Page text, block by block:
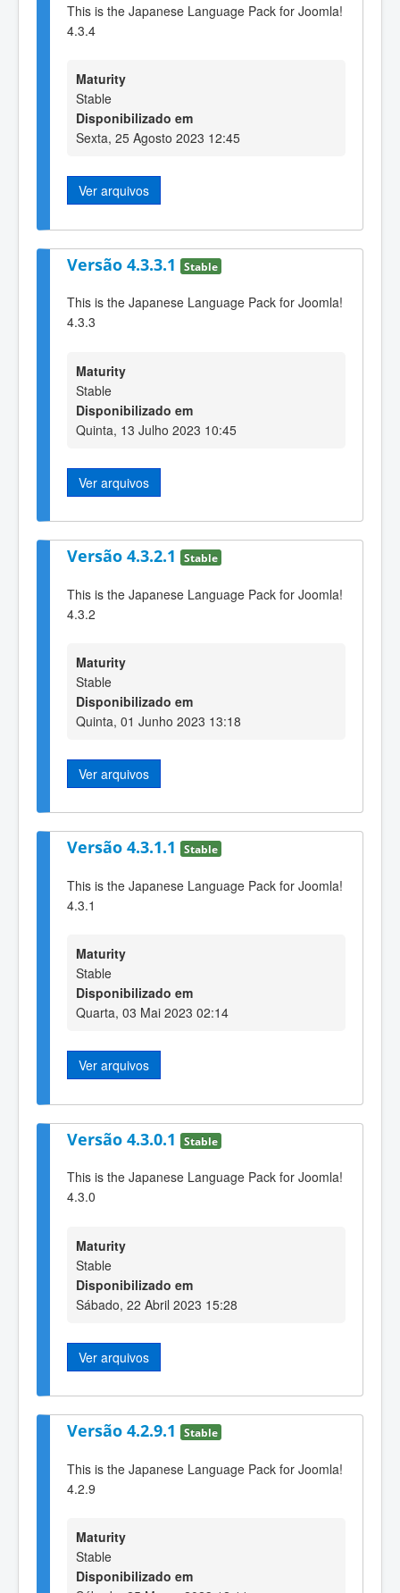
This is the Japanese Language Pack for Joomla!
4.3.4
Maturity
Stable
Disponibilizado em
Sexta, 25 Agosto 2023 12:45
Ver arquivos
Versão 4.3.3.1 Stable
This is the Japanese Language Pack for Joomla!
4.3.3
Maturity
Stable
Disponibilizado em
Quinta, 13 Julho 2023 10:45
Ver arquivos
Versão 4.3.2.1 Stable
This is the Japanese Language Pack for Joomla!
4.3.2
Maturity
Stable
Disponibilizado em
Quinta, 01 Junho 2023 13:18
Ver arquivos
Versão 4.3.1.1 Stable
This is the Japanese Language Pack for Joomla!
4.3.1
Maturity
Stable
Disponibilizado em
Quarta, 03 Mai 2023 02:14
Ver arquivos
Versão 4.3.0.1 Stable
This is the Japanese Language Pack for Joomla!
4.3.0
Maturity
Stable
Disponibilizado em
Sábado, 22 Abril 2023 15:28
Ver arquivos
Versão 4.2.9.1 Stable
This is the Japanese Language Pack for Joomla!
4.2.9
Maturity
Stable
Disponibilizado em